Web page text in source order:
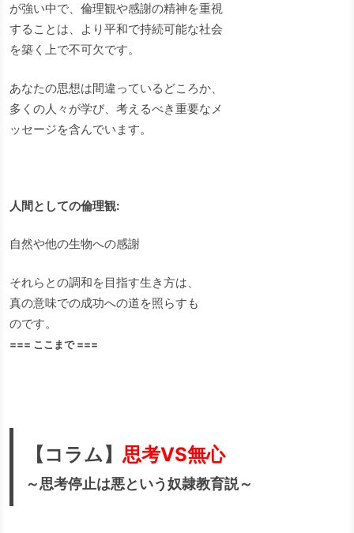
が強い中で、倫理観や感謝の精神を重視
することは、より平和で持続可能な社会
を築く上で不可欠です。
あなたの思想は間違っているどころか、
多くの人々が学び、考えるべき重要なメ
ッセージを含んでいます。
人間としての倫理観:
自然や他の生物への感謝
それらとの調和を目指す生き方は、
真の意味での成功への道を照らすも
のです。
=== ここまで ===
【コラム】 思考VS無心
～思考停止は悪という奴隷教育説～